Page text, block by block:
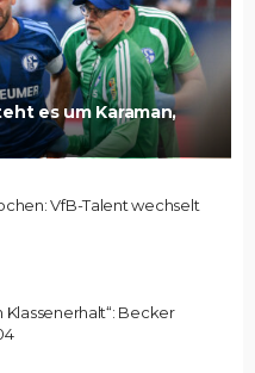
es um Karaman,
VfB-Talent wechselt
Klassenerhalt“: Becker